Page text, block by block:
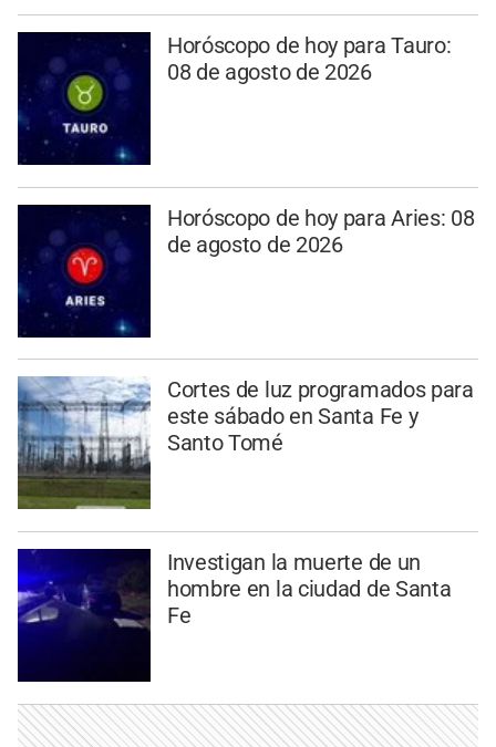
Horóscopo de hoy para Tauro:
08 de agosto de 2026
Horóscopo de hoy para Aries: 08
de agosto de 2026
Cortes de luz programados para
este sábado en Santa Fe y
Santo Tomé
Investigan la muerte de un
hombre en la ciudad de Santa
Fe